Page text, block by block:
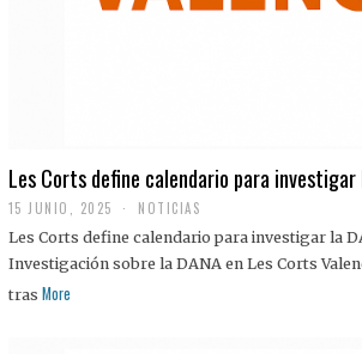
Les Corts define calendario para investigar
15 JUNIO, 2025 NOTICIAS
Les Corts define calendario para investigar la
Investigación sobre la DANA en Les Corts
tras More